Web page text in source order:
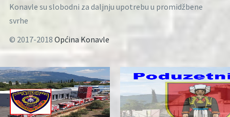
Konavle su slobodni za daljnju upotrebu u promidžbene
svrhe
© 2017-2018 Općina Konavle